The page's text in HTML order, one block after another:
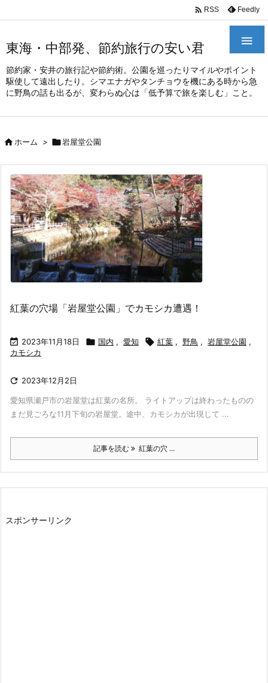
東海・中部発、節約旅行の安い君
節約家・安井の旅行記や節約術。公園を巡ったりマイルやポイント
駆使して遠出したり。シマエナガやタンチョウを機にある時から急
に野鳥の話も出るが、変わらぬ心は「低予算で旅を楽しむ」こと。

 RSS Feedly
ホーム > 岩屋堂公園
紅葉の穴場「岩屋堂公園」でカモシカ遭遇！
 2023年11月18日  国内 , 愛知  紅葉 , 野鳥 , 岩屋堂公園 ,
カモシカ
 2023年12月2日
愛知県瀬戸市の岩屋堂は紅葉の名所。 ライトアップは終わったものの
まだ見ごろな11月下旬の岩屋堂。途中、カモシカが出現して ...
記事を読む 紅葉の穴 ...
スポンサーリンク